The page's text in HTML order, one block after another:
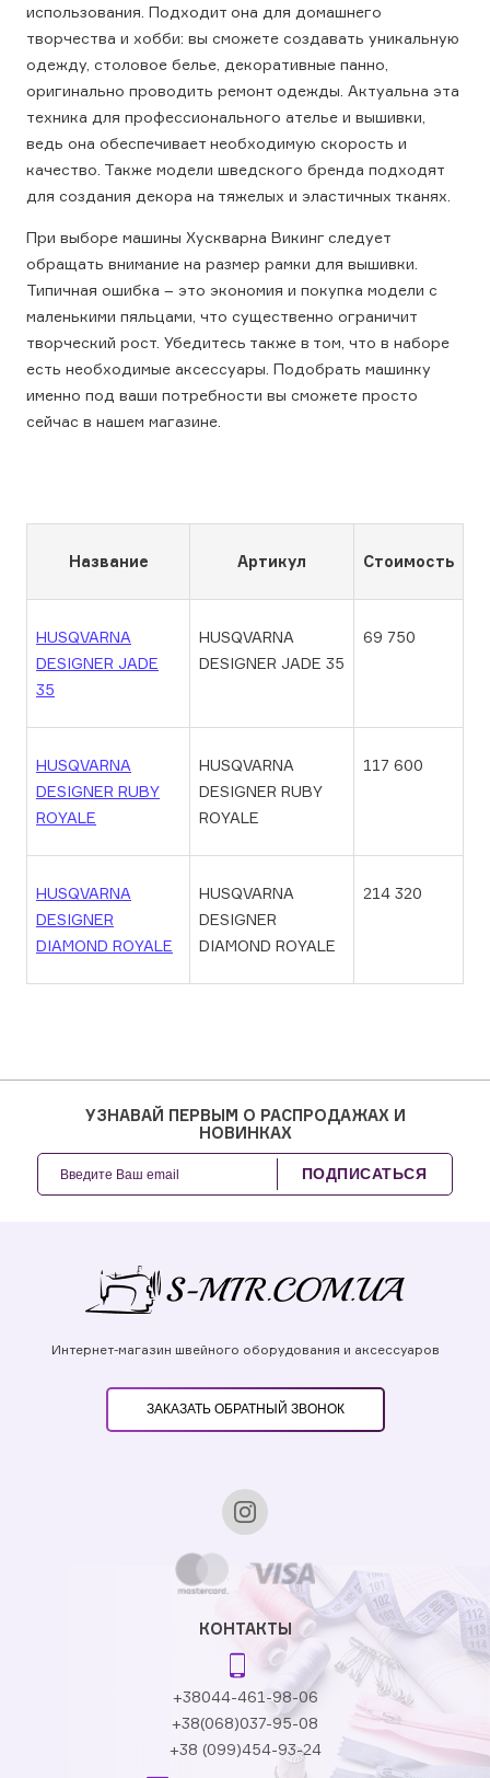
использования. Подходит она для домашнего
творчества и хобби: вы сможете создавать уникальную
одежду, столовое белье, декоративные панно,
оригинально проводить ремонт одежды. Актуальна эта
техника для профессионального ателье и вышивки,
ведь она обеспечивает необходимую скорость и
качество. Также модели шведского бренда подходят
для создания декора на тяжелых и эластичных тканях.
При выборе машины Хускварна Викинг следует
обращать внимание на размер рамки для вышивки.
Типичная ошибка – это экономия и покупка модели с
маленькими пяльцами, что существенно ограничит
творческий рост. Убедитесь также в том, что в наборе
есть необходимые аксессуары. Подобрать машинку
именно под ваши потребности вы сможете просто
сейчас в нашем магазине.
Название Артикул Стоимость
HUSQVARNA
DESIGNER JADE
35
HUSQVARNA
DESIGNER JADE 35
69 750
HUSQVARNA
DESIGNER RUBY
ROYALE
HUSQVARNA
DESIGNER RUBY
ROYALE
117 600
HUSQVARNA
DESIGNER
DIAMOND ROYALE
HUSQVARNA
DESIGNER
DIAMOND ROYALE
214 320
УЗНАВАЙ ПЕРВЫМ О РАСПРОДАЖАХ И
НОВИНКАХ
ПОДПИСАТЬСЯ
Интернет-магазин швейного оборудования и аксессуаров
ЗАКАЗАТЬ ОБРАТНЫЙ ЗВОНОК
КОНТАКТЫ
+38044-461-98-06
+38(068)037-95-08
+38 (099)454-93-24